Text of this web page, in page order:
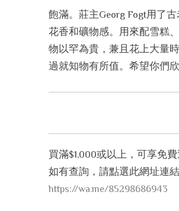
飽滿。莊主Georg Fogt用了
花香和礦物感。用來配雪糕
物以罕為貴，兼且花上大量
過就知物有所值。希望你們
買滿$1,000或以上，可享免費
如有查詢，請點選此網址連結
https://wa.me/85298686943